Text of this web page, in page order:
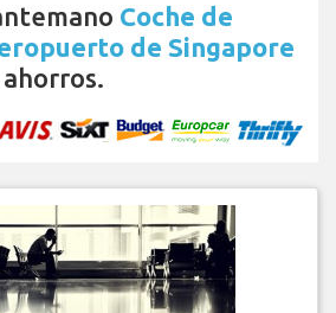
Coche de
de Singapore